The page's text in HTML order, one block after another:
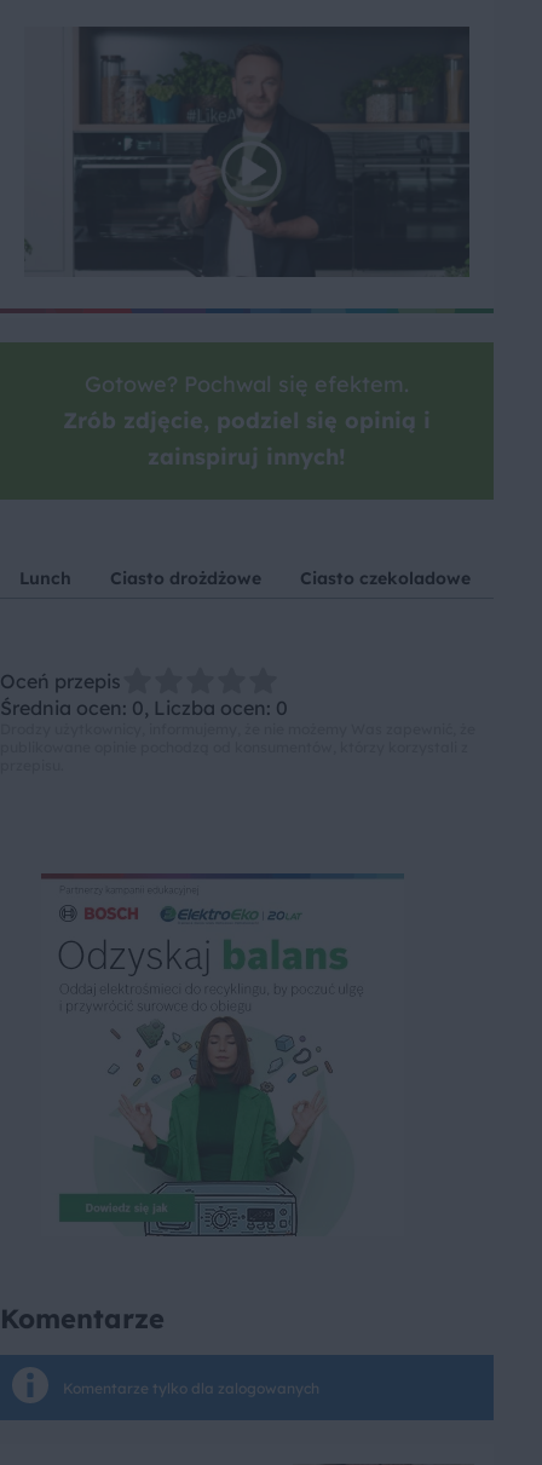
Gotowe? Pochwal się efektem.
Zrób zdjęcie, podziel się opinią i
zainspiruj innych!
Lunch Ciasto drożdżowe Ciasto czekoladowe
Oceń przepis
Średnia ocen: 0, Liczba ocen: 0
Komentarze
Komentarze tylko dla zalogowanych